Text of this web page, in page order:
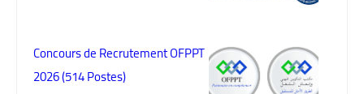
Concours de Recrutement OFPPT
2026 (514 Postes)